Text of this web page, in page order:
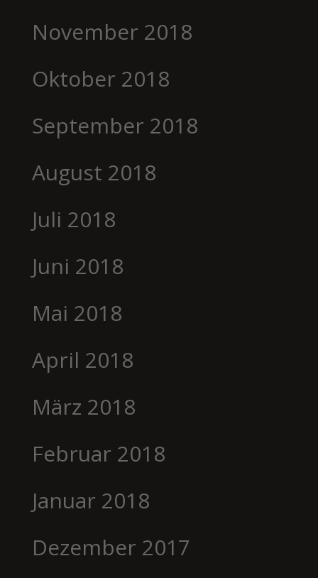
November 2018
Oktober 2018
September 2018
August 2018
Juli 2018
Juni 2018
Mai 2018
April 2018
März 2018
Februar 2018
Januar 2018
Dezember 2017